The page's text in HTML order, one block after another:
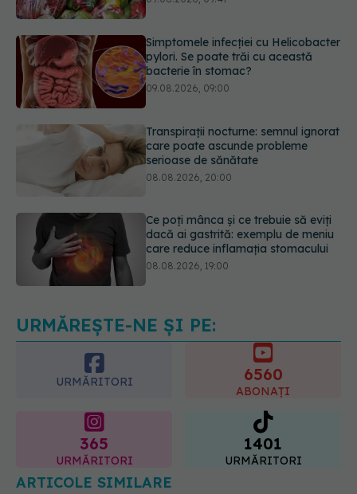
Transpirații nocturne: semnul ignorat
care poate ascunde probleme
Ce poți mânca și ce trebuie să eviți
dacă ai gastrită: exemplu de meniu
Secretul ciocolatei perfecte a fost
descoperit. Nu se află în rețetă
URMĂREȘTE-NE ȘI PE:
URMĂRITORI 6560
ABONAȚI
365
URMĂRITORI
1401
URMĂRITORI
ARTICOLE SIMILARE